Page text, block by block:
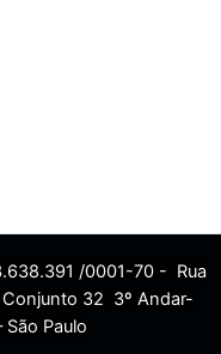
/0001-70 - Rua
Conjunto 32 3º Andar-
Paulo